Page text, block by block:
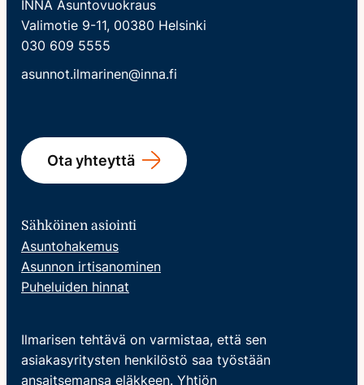
INNA Asuntovuokraus
Valimotie 9-11, 00380 Helsinki
030 609 5555
asunnot.ilmarinen@inna.fi
Ota yhteyttä
Sähköinen asiointi
Asuntohakemus
Asunnon irtisanominen
Puheluiden hinnat
Ilmarisen tehtävä on varmistaa, että sen
asiakasyritysten henkilöstö saa työstään
ansaitsemansa eläkkeen. Yhtiön